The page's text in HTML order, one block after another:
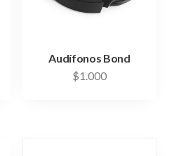
Audífonos Bond
$1.000